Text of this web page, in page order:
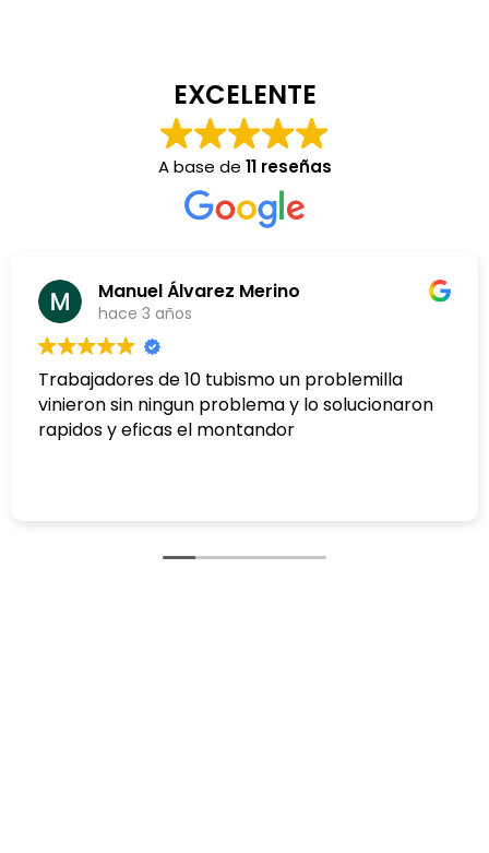
EXCELENTE
A base de 11 reseñas
Merino
tubismo un problemilla
y lo solucionaron
Richard
Excelente